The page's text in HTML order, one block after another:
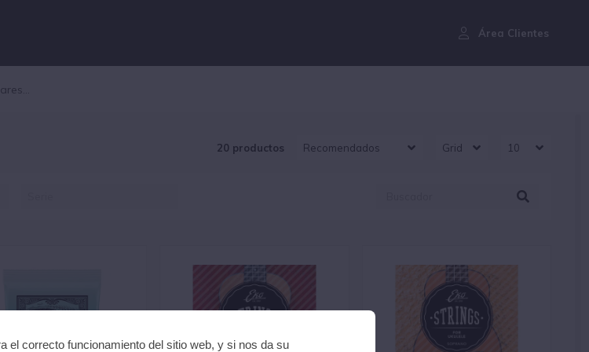
Área Clientes
20 productos
el correcto funcionamiento del sitio web, y si nos da su